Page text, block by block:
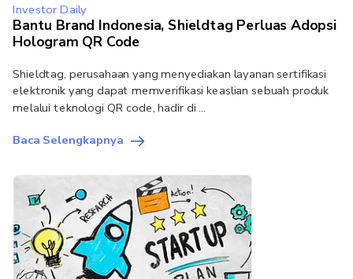
Investor Daily
Bantu Brand Indonesia, Shieldtag Perluas Adopsi
Hologram QR Code
Shieldtag, perusahaan yang menyediakan layanan sertifikasi
elektronik yang dapat memverifikasi keaslian sebuah produk
melalui teknologi QR code, hadir di ...
Baca Selengkapnya